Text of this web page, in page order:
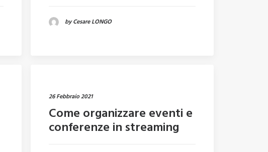
by Cesare LONGO
26 Febbraio 2021
Come organizzare eventi e
conferenze in streaming